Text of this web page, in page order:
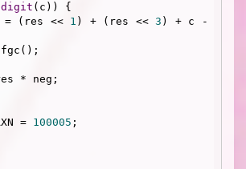
(c)) {
res = (res <<
1 ) + (res << 3
* neg;
= 100005 ;